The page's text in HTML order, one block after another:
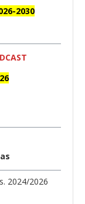
2030
2024/2026